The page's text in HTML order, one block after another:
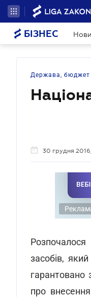
БІЗНЕС
Держава, бюджет
30 грудня
засобів,
про